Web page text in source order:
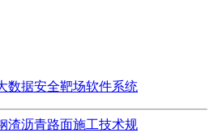
数据安全靶场软件系统
渣沥青路面施工技术规